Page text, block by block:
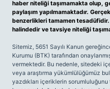
haber niteliği taşımamakta olup,
paylaşım yapılmamaktadır.
benzerlikleri tamamen
halindedir ve tavsiye niteliği
Sitemiz, 5651 Sayılı Kanun
Kurumu (BTK) tarafından
vermektedir. Bu nedenle, sitedeki
veya araştırma yükümlülüğümüz
yazdıkları içeriklerin